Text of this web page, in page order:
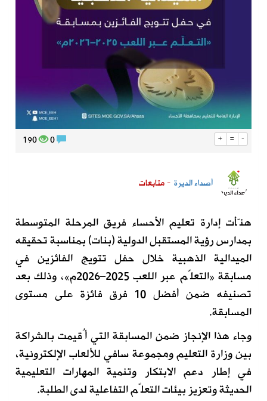
+ = -
190
أصداء الديرة - متابعات
هنّأت إدارة تعليم الأحساء فريق المرحلة المتوسطة
بمدارس رؤية المستقبل الدولية (بنات) بمناسبة تحقيقه
الميدالية الذهبية خلال حفل تتويج الفائزين في
مسابقة «التعلّم عبر اللعب 2025–2026م»، وذلك بعد
تصنيفه ضمن أفضل 10 فرق فائزة على مستوى
المسابقة.
وجاء هذا الإنجاز ضمن المسابقة التي أُقيمت بالشراكة
بين وزارة التعليم ومجموعة سافي للألعاب الإلكترونية،
في إطار دعم الابتكار وتنمية المهارات التعليمية
الحديثة وتعزيز بيئات التعلّم التفاعلية لدى الطلبة.